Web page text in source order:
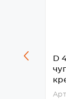
D